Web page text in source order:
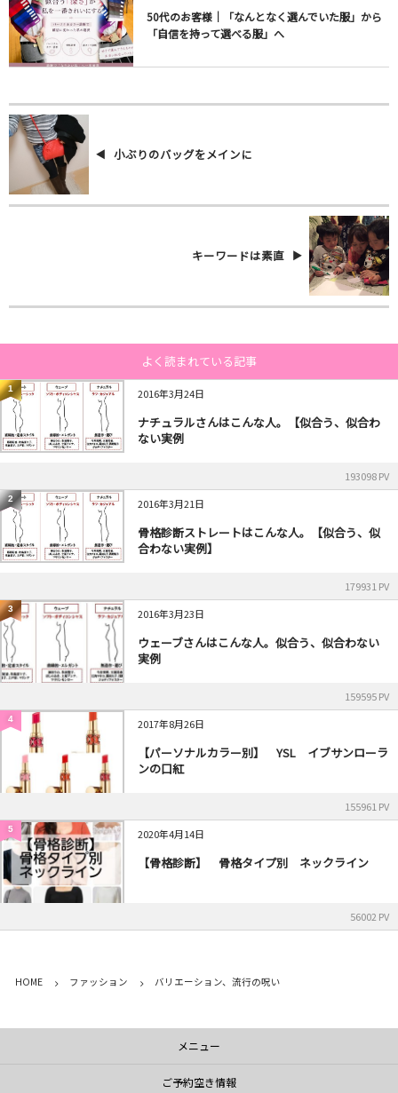
50代のお客様｜「なんとなく選んでいた服」から
「自信を持って選べる服」へ
小ぶりのバッグをメインに
キーワードは素直
よく読まれている記事
1 2016年3月24日
ナチュラルさんはこんな人。【似合う、似合わ
ない実例
193098 PV
2 2016年3月21日
骨格診断ストレートはこんな人。【似合う、似
合わない実例】
179931 PV
3 2016年3月23日
ウェーブさんはこんな人。似合う、似合わない
実例
159595 PV
4 2017年8月26日
【パーソナルカラー別】 YSL イブサンローラ
ンの口紅
155961 PV
5 2020年4月14日
【骨格診断】 骨格タイプ別 ネックライン
56002 PV
HOME ファッション バリエーション、流行の呪い
メニュー
ご予約空き情報